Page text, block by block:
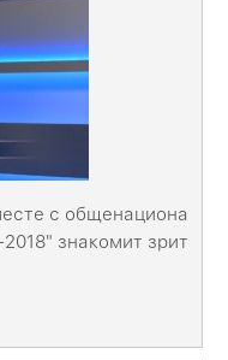
с общенациона
знакомит зрит